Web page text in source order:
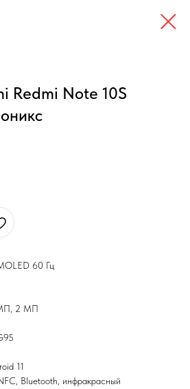
Redmi Note 10S
60 Гц
2 МП
11
Bluetooth, инфракрасный